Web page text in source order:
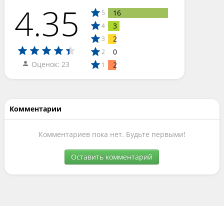
4.35
Оценок: 23
5 16
4 3
3 2
2 0
1 2
Комментарии
Комментариев пока нет. Будьте первыми!
Оставить комментарий